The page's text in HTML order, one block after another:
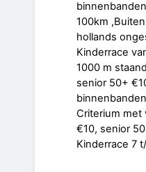
binnenbanden
100km
hollands
Kinderrace
1000 m
senior 50+
Criterium met
€10, senior
Kinderrace 7